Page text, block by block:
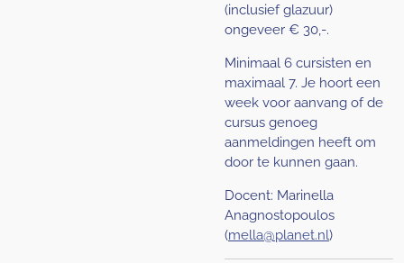
(inclusief glazuur)
ongeveer € 30,-.
Minimaal 6 cursisten en
maximaal 7. Je hoort een
week voor aanvang of de
cursus genoeg
aanmeldingen heeft om
door te kunnen gaan.
Docent: Marinella
Anagnostopoulos
(mella@planet.nl)